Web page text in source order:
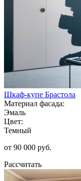
Шкаф-купе Брастола
Материал фасада:
Эмаль
Цвет:
Темный
от 90 000 руб.
Рассчитать